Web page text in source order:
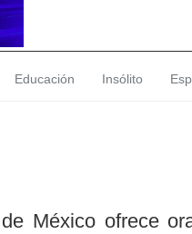
Educación Insólito
México ofrece